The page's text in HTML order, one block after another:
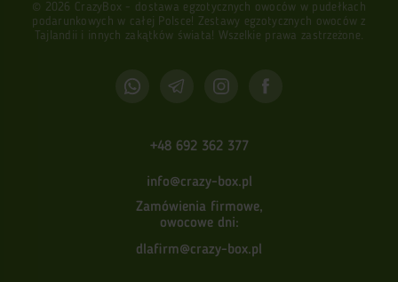
© 2026 CrazyBox - dostawa egzotycznych owoców w pudełkach
podarunkowych w całej Polsce! Zestawy egzotycznych owoców z
Tajlandii i innych zakątków świata! Wszelkie prawa zastrzeżone.
+48 692 362 377
info@crazy-box.pl
Zamówienia firmowe,
owocowe dni:
dlafirm@crazy-box.pl